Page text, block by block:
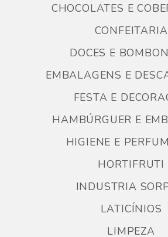
CHOCOLATES E
CONFEITARIA
DOCES E
EMBALAGENS E
FESTA E
HAMBÚRGUER E
HIGIENE E
HORTIFRUTI
INDUSTRIA
LATICÍNIOS
LIMPEZA